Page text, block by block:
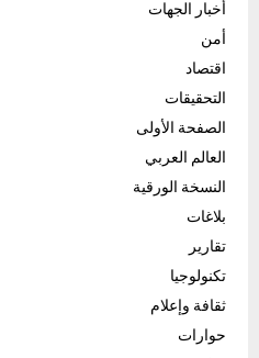
أخبار الجهات
أمن
اقتصاد
التحقيقات
الصفحة الأولى
العالم العربي
النسخة الورقية
بلاغات
تقارير
تكنولوجيا
ثقافة وإعلام
حوارات